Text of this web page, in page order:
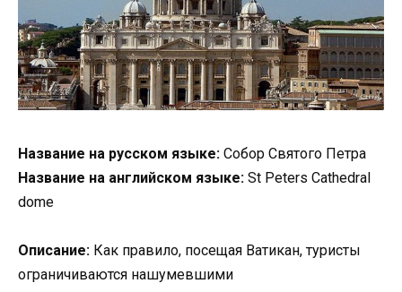
Название на русском языке: Собор Святого Петра
Название на английском языке: St Peters Cathedral
dome
Описание: Как правило, посещая Ватикан, туристы
ограничиваются нашумевшими